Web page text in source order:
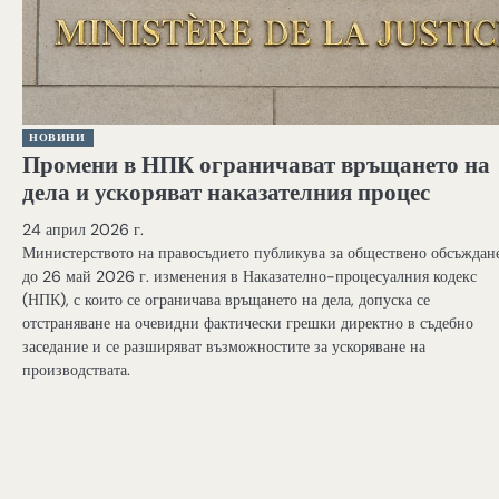
НОВИНИ
Промени в НПК ограничават връщането на
дела и ускоряват наказателния процес
24 април 2026 г.
Министерството на правосъдието публикува за обществено
до 26 май 2026 г. изменения в Наказателно-процесуалния кодекс
(НПК), с които се ограничава връщането на дела, допуска се
отстраняване на очевидни фактически грешки директно в съдебно
заседание и се разширяват възможностите за ускоряване на
производствата.